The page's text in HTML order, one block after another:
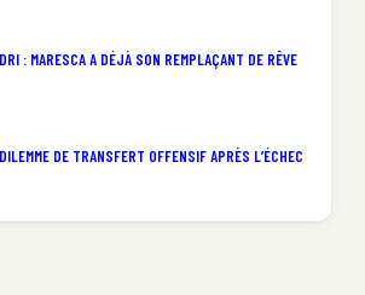
: MARESCA A DÉJÀ SON REMPLAÇANT DE RÊVE
DE TRANSFERT OFFENSIF APRÈS L’ÉCHEC